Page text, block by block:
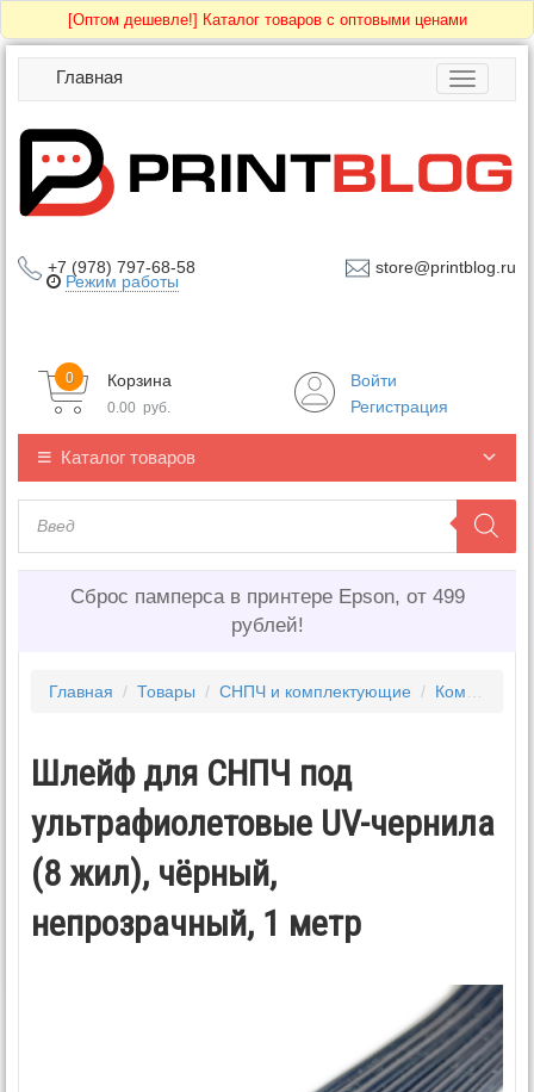
[Оптом дешевле!] Каталог товаров с оптовыми ценами
Toggle
Главная
+7 (978) 797-68-58 store@printblog.ru
Режим работы
Корзина
0
0.00 руб.
Войти
Регистрация
Каталог товаров
Сброс памперса в принтере Epson, от 499
рублей!
Главная / Товары / СНПЧ и комплектующие / Комплектующие для снпч
Шлейф для СНПЧ под
ультрафиолетовые UV-чернила
(8 жил), чёрный,
непрозрачный, 1 метр